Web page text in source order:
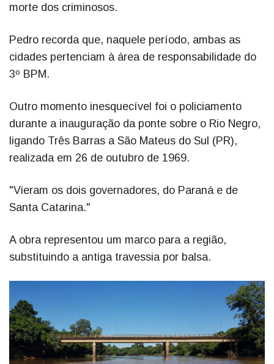
morte dos criminosos.
Pedro recorda que, naquele período, ambas as
cidades pertenciam à área de responsabilidade do
3º BPM.
Outro momento inesquecível foi o policiamento
durante a inauguração da ponte sobre o Rio Negro,
ligando Três Barras a São Mateus do Sul (PR),
realizada em 26 de outubro de 1969.
"Vieram os dois governadores, do Paraná e de
Santa Catarina."
A obra representou um marco para a região,
substituindo a antiga travessia por balsa.